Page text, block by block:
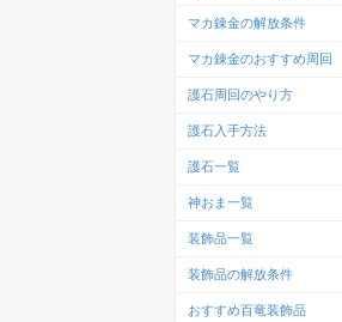
マカ錬金の解放条件
マカ錬金のおすすめ周回
護石周回のやり方
護石入手方法
護石一覧
神おま一覧
装飾品一覧
装飾品の解放条件
おすすめ百竜装飾品